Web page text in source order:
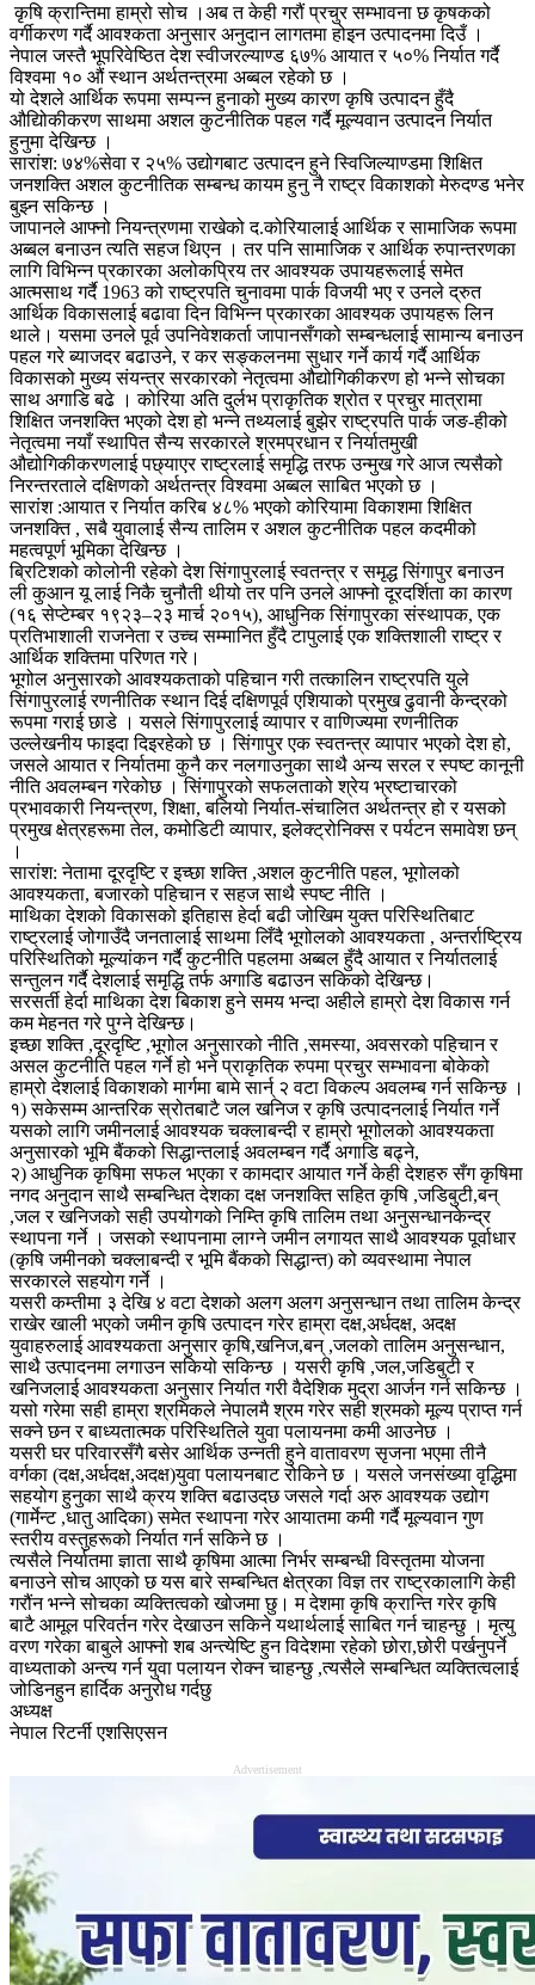
कृषि क्रान्तिमा हाम्रो सोच ।अब त केही गरौं प्रचुर सम्भावना छ कृषकको
वर्गीकरण गर्दै आवश्कता अनुसार अनुदान लागतमा होइन उत्पादनमा दिउँ ।
नेपाल जस्तै भूपरिवेष्ठित देश स्वीजरल्याण्ड ६७% आयात र ५०% निर्यात गर्दै
विश्वमा १० औं स्थान अर्थतन्त्रमा अब्बल रहेको छ ।
यो देशले आर्थिक रूपमा सम्पन्न हुनाको मुख्य कारण कृषि उत्पादन हुँदै
औद्योिकीकरण साथमा अशल कुटनीतिक पहल गर्दै मूल्यवान उत्पादन निर्यात
हुनुमा देखिन्छ ।
सारांश: ७४%सेवा र २५% उद्योगबाट उत्पादन हुने स्विजिल्याण्डमा शिक्षित
जनशक्ति अशल कुटनीतिक सम्बन्ध कायम हुनु नै राष्ट्र विकाशको मेरुदण्ड भनेर
बुझ्न सकिन्छ ।
जापानले आफ्नो नियन्त्रणमा राखेको द.कोरियालाई आर्थिक र सामाजिक रूपमा
अब्बल बनाउन त्यति सहज थिएन । तर पनि सामाजिक र आर्थिक रुपान्तरणका
लागि विभिन्न प्रकारका अलोकप्रिय तर आवश्यक उपायहरूलाई समेत
आत्मसाथ गर्दै 1963 को राष्ट्रपति चुनावमा पार्क विजयी भए र उनले द्रुत
आर्थिक विकासलाई बढावा दिन विभिन्न प्रकारका आवश्यक उपायहरू लिन
थाले। यसमा उनले पूर्व उपनिवेशकर्ता जापानसँगको सम्बन्धलाई सामान्य बनाउन
पहल गरे ब्याजदर बढाउने, र कर सङ्कलनमा सुधार गर्ने कार्य गर्दै आर्थिक
विकासको मुख्य संयन्त्र सरकारको नेतृत्वमा औद्योगिकीकरण हो भन्ने सोचका
साथ अगाडि बढे । कोरिया अति दुर्लभ प्राकृतिक श्रोत र प्रचुर मात्रामा
शिक्षित जनशक्ति भएको देश हो भन्ने तथ्यलाई बुझेर राष्ट्रपति पार्क जङ-हीको
नेतृत्वमा नयाँ स्थापित सैन्य सरकारले श्रमप्रधान र निर्यातमुखी
औद्योगिकीकरणलाई पछ्याएर राष्ट्रलाई समृद्धि तरफ उन्मुख गरे आज त्यसैको
निरन्तरताले दक्षिणको अर्थतन्त्र विश्वमा अब्बल साबित भएको छ ।
सारांश :आयात र निर्यात करिब ४८% भएको कोरियामा विकाशमा शिक्षित
जनशक्ति , सबै युवालाई सैन्य तालिम र अशल कुटनीतिक पहल कदमीको
महत्वपूर्ण भूमिका देखिन्छ ।
ब्रिटिशको कोलोनी रहेको देश सिंगापुरलाई स्वतन्त्र र समृद्ध सिंगापुर बनाउन
ली कुआन यू लाई निकै चुनौती थीयो तर पनि उनले आफ्नो दूरदर्शिता का कारण
(१६ सेप्टेम्बर १९२३–२३ मार्च २०१५), आधुनिक सिंगापुरका संस्थापक, एक
प्रतिभाशाली राजनेता र उच्च सम्मानित हुँदै टापुलाई एक शक्तिशाली राष्ट्र र
आर्थिक शक्तिमा परिणत गरे।
भूगोल अनुसारको आवश्यकताको पहिचान गरी तत्कालिन राष्ट्रपति युले
सिंगापुरलाई रणनीतिक स्थान दिई दक्षिणपूर्व एशियाको प्रमुख ढुवानी केन्द्रको
रूपमा गराई छाडे । यसले सिंगापुरलाई व्यापार र वाणिज्यमा रणनीतिक
उल्लेखनीय फाइदा दिइरहेको छ । सिंगापुर एक स्वतन्त्र व्यापार भएको देश हो,
जसले आयात र निर्यातमा कुनै कर नलगाउनुका साथै अन्य सरल र स्पष्ट कानूनी
नीति अवलम्बन गरेकोछ । सिंगापुरको सफलताको श्रेय भ्रष्टाचारको
प्रभावकारी नियन्त्रण, शिक्षा, बलियो निर्यात-संचालित अर्थतन्त्र हो र यसको
प्रमुख क्षेत्रहरूमा तेल, कमोडिटी व्यापार, इलेक्ट्रोनिक्स र पर्यटन समावेश छन्
।
सारांश: नेतामा दूरदृष्टि र इच्छा शक्ति ,अशल कुटनीति पहल, भूगोलको
आवश्यकता, बजारको पहिचान र सहज साथै स्पष्ट नीति ।
माथिका देशको विकासको इतिहास हेर्दा बढी जोखिम युक्त परिस्थितिबाट
राष्ट्रलाई जोगाउँदै जनतालाई साथमा लिँदै भूगोलको आवश्यकता , अन्तर्राष्ट्रिय
परिस्थितिको मूल्यांकन गर्दै कुटनीति पहलमा अब्बल हुँदै आयात र निर्यातलाई
सन्तुलन गर्दै देशलाई समृद्धि तर्फ अगाडि बढाउन सकिको देखिन्छ।
सरसर्ती हेर्दा माथिका देश बिकाश हुने समय भन्दा अहीले हाम्रो देश विकास गर्न
कम मेहनत गरे पुग्ने देखिन्छ।
इच्छा शक्ति ,दूरदृष्टि ,भूगोल अनुसारको नीति ,समस्या, अवसरको पहिचान र
असल कुटनीति पहल गर्ने हो भने प्राकृतिक रुपमा प्रचुर सम्भावना बोकेको
हाम्रो देशलाई विकाशको मार्गमा बामे सार्न् २ वटा विकल्प अवलम्ब गर्न सकिन्छ ।
१) सकेसम्म आन्तरिक स्रोतबाटै जल खनिज र कृषि उत्पादनलाई निर्यात गर्ने
यसको लागि जमीनलाई आवश्यक चक्लाबन्दी र हाम्रो भूगोलको आवश्यकता
अनुसारको भूमि बैंकको सिद्धान्तलाई अवलम्बन गर्दै अगाडि बढ्ने,
२) आधुनिक कृषिमा सफल भएका र कामदार आयात गर्ने केही देशहरु सँग कृषिमा
नगद अनुदान साथै सम्बन्धित देशका दक्ष जनशक्ति सहित कृषि ,जडिबुटी,बन्
,जल र खनिजको सही उपयोगको निम्ति कृषि तालिम तथा अनुसन्धानकेन्द्र
स्थापना गर्ने । जसको स्थापनामा लाग्ने जमीन लगायत साथै आवश्यक पूर्वाधार
(कृषि जमीनको चक्लाबन्दी र भूमि बैंकको सिद्धान्त) को व्यवस्थामा नेपाल
सरकारले सहयोग गर्ने ।
यसरी कम्तीमा ३ देखि ४ वटा देशको अलग अलग अनुसन्धान तथा तालिम केन्द्र
राखेर खाली भएको जमीन कृषि उत्पादन गरेर हाम्रा दक्ष,अर्धदक्ष, अदक्ष
युवाहरुलाई आवश्यकता अनुसार कृषि,खनिज,बन् ,जलको तालिम अनुसन्धान,
साथै उत्पादनमा लगाउन सकियो सकिन्छ । यसरी कृषि ,जल,जडिबुटी र
खनिजलाई आवश्यकता अनुसार निर्यात गरी वैदेशिक मुद्रा आर्जन गर्न सकिन्छ ।
यसो गरेमा सही हाम्रा श्रमिकले नेपालमै श्रम गरेर सही श्रमको मूल्य प्राप्त गर्न
सक्ने छन र बाध्यतात्मक परिस्थितिले युवा पलायनमा कमी आउनेछ ।
यसरी घर परिवारसँगै बसेर आर्थिक उन्नती हुने वातावरण सृजना भएमा तीनै
वर्गका (दक्ष,अर्धदक्ष,अदक्ष)युवा पलायनबाट रोकिने छ । यसले जनसंख्या वृद्धिमा
सहयोग हुनुका साथै क्रय शक्ति बढाउदछ जसले गर्दा अरु आवश्यक उद्योग
(गार्मेन्ट ,धातु आदिका) समेत स्थापना गरेर आयातमा कमी गर्दै मूल्यवान गुण
स्तरीय वस्तुहरूको निर्यात गर्न सकिने छ ।
त्यसैले निर्यातमा ज्ञाता साथै कृषिमा आत्मा निर्भर सम्बन्धी विस्तृतमा योजना
बनाउने सोच आएको छ यस बारे सम्बन्धित क्षेत्रका विज्ञ तर राष्ट्रकालागि केही
गरौंन भन्ने सोचका व्यक्तित्वको खोजमा छु। म देशमा कृषि क्रान्ति गरेर कृषि
बाटै आमूल परिवर्तन गरेर देखाउन सकिने यथार्थलाई साबित गर्न चाहन्छु । मृत्यु
वरण गरेका बाबुले आफ्नो शब अन्त्येष्टि हुन विदेशमा रहेको छोरा,छोरी पर्खनुपर्ने
वाध्यताको अन्त्य गर्न युवा पलायन रोक्न चाहन्छु ,त्यसैले सम्बन्धित व्यक्तित्वलाई
जोडिनहुन हार्दिक अनुरोध गर्दछु
अध्यक्ष
नेपाल रिटर्नी एशसिएसन
Advertisement